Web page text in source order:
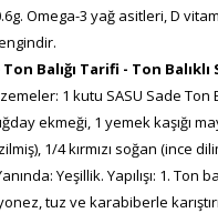
Omega-3 yağ asitleri, D
Ton Balığı Tarifi - Ton Balıklı
1 kutu SASU Sade Ton
ekmeği, 1 yemek kaşığı
1/4 kırmızı soğan (ince
Yeşillik. Yapılışı: 1. Ton
tuz ve karabiberle